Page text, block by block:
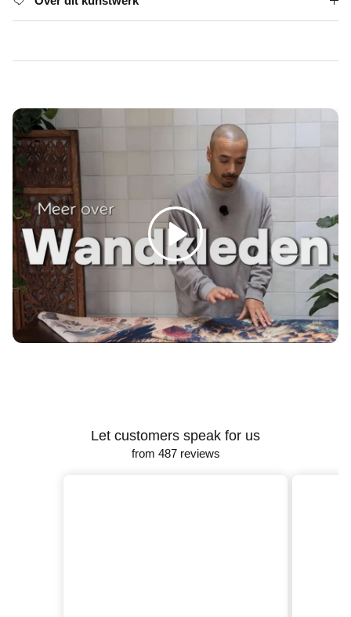
Spelen
Let customers speak for us
from 487 reviews